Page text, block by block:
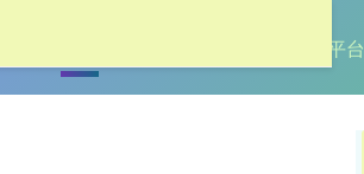
杠杆配资平台